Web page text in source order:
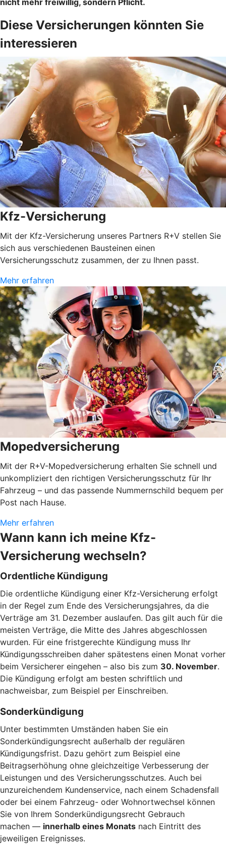
Diese Versicherungen könnten Sie
interessieren
Kfz-Versicherung
Mit der Kfz-Versicherung unseres Partners R+V stellen Sie
sich aus verschiedenen Bausteinen einen
Versicherungsschutz zusammen, der zu Ihnen passt.
Mehr erfahren
Mopedversicherung
Mit der R+V-Mopedversicherung erhalten Sie schnell und
unkompliziert den richtigen Versicherungsschutz für Ihr
Fahrzeug – und das passende Nummernschild bequem per
Post nach Hause.
Mehr erfahren
Wann kann ich meine Kfz-
Versicherung wechseln?
Ordentliche Kündigung
Die ordentliche Kündigung einer Kfz-Versicherung erfolgt
in der Regel zum Ende des Versicherungsjahres, da die
Verträge am 31. Dezember auslaufen. Das gilt auch für die
meisten Verträge, die Mitte des Jahres abgeschlossen
wurden. Für eine fristgerechte Kündigung muss Ihr
Kündigungsschreiben daher spätestens einen Monat vorher
beim Versicherer eingehen – also bis zum 30. November.
Die Kündigung erfolgt am besten schriftlich und
nachweisbar, zum Beispiel per Einschreiben.
Sonderkündigung
Unter bestimmten Umständen haben Sie ein
Sonderkündigungsrecht außerhalb der regulären
Kündigungsfrist. Dazu gehört zum Beispiel eine
Beitragserhöhung ohne gleichzeitige Verbesserung der
Leistungen und des Versicherungsschutzes. Auch bei
unzureichendem Kundenservice, nach einem Schadensfall
oder bei einem Fahrzeug- oder Wohnortwechsel können
Sie von Ihrem Sonderkündigungsrecht Gebrauch
machen — innerhalb eines Monats nach Eintritt des
jeweiligen Ereignisses.